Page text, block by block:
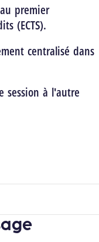
premier
(ECTS).
centralisé dans
session à l'autre